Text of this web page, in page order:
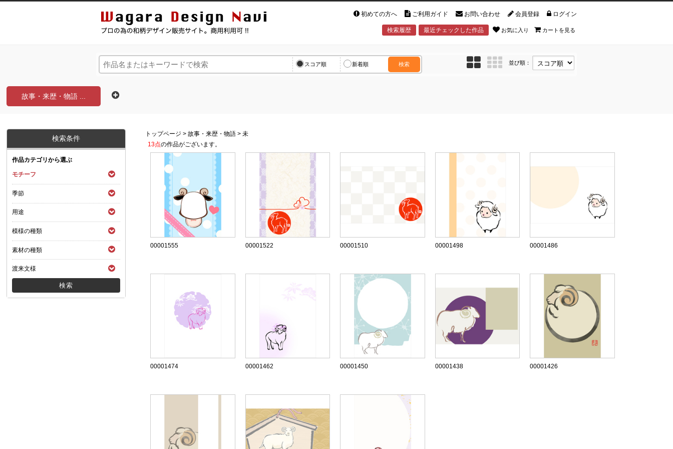
初めての方へ ご利用ガイド お問い合わせ 会員登録 ログイン
検索履歴 最近チェックした作品 お気に入り カートを見る
スコア順 新着順 検索 並び順：
故事・来歴・物語 ...
検索条件
作品カテゴリから選ぶ
モチーフ
季節
用途
模様の種類
素材の種類
渡来文様
トップページ >故事・来歴・物語 >未
13点の作品がございます。
00001555 00001522 00001510 00001498 00001486
00001474 00001462 00001450 00001438 00001426